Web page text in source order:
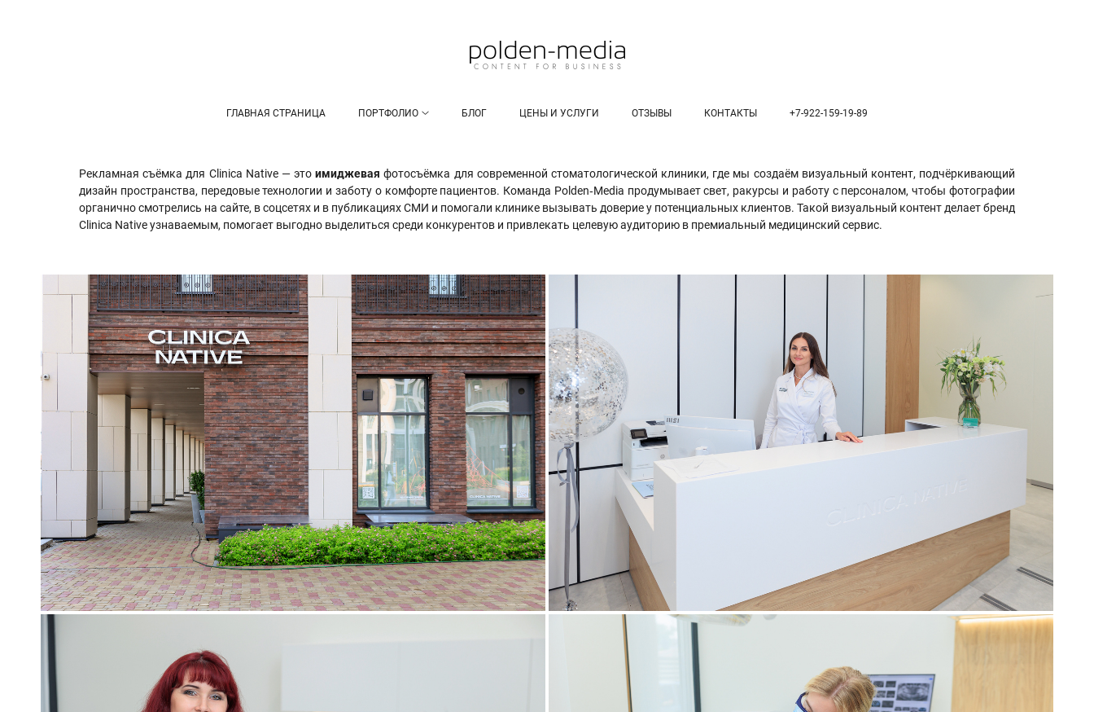
ГЛАВНАЯ СТРАНИЦА ПОРТФОЛИО БЛОГ ЦЕНЫ И УСЛУГИ ОТЗЫВЫ КОНТАКТЫ +7-922-159-19-89
Рекламная съёмка для Clinica Native — этоимиджевая фотосъёмка для современной стоматологической клиники, где мы создаём визуальный контент, подчёркивающий
дизайн пространства, передовые технологии и заботу о комфорте пациентов. Команда Polden‑Media продумывает свет, ракурсы и работу с персоналом, чтобы фотографии
органично смотрелись на сайте, в соцсетях и в публикациях СМИ и помогали клинике вызывать доверие у потенциальных клиентов. Такой визуальный контент делает бренд
Clinica Native узнаваемым, помогает выгодно выделиться среди конкурентов и привлекать целевую аудиторию в премиальный медицинский сервис.